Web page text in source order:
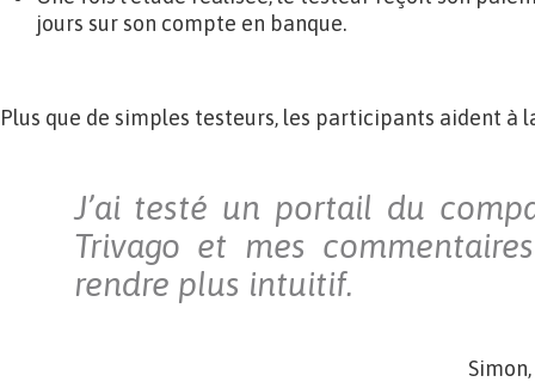
jours sur son compte en banque.
Plus que de simples testeurs, les participants aident à
J’ai testé un portail du
Trivago et mes
rendre plus intuitif.